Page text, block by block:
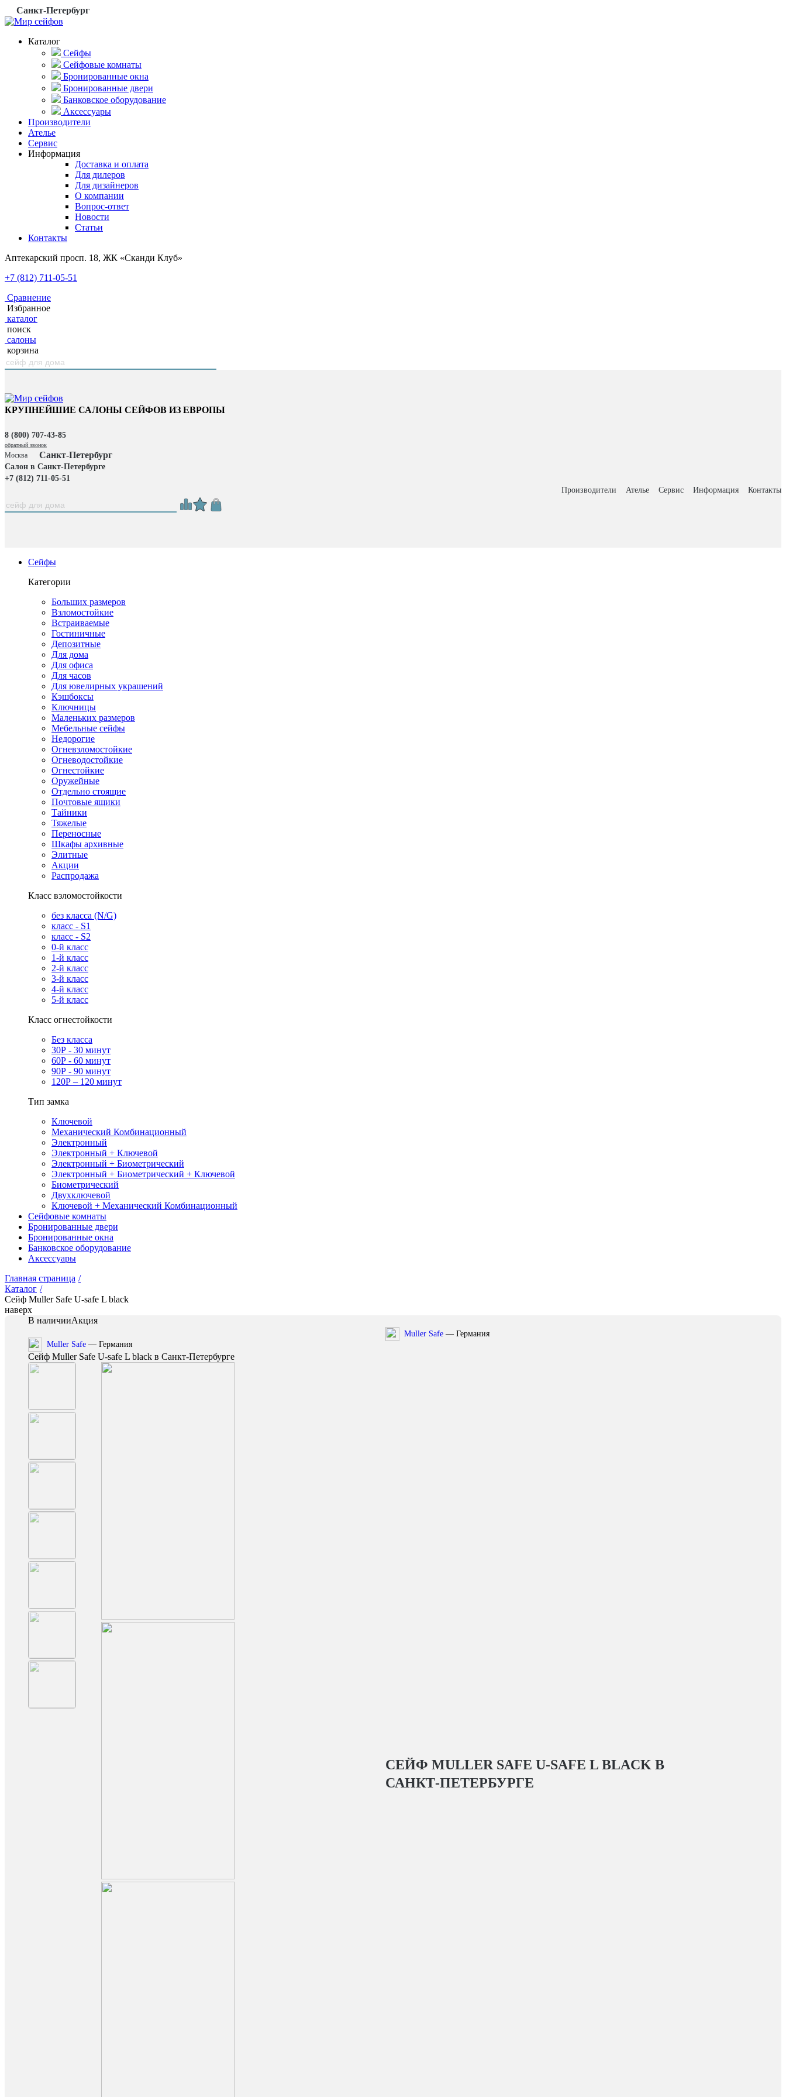
Санкт-Петербург
Каталог
Сейфы
Сейфовые комнаты
Бронированные окна
Бронированные двери
Банковское оборудование
Аксессуары
Производители
Ателье
Сервис
Информация
Доставка и оплата
Для дилеров
Для дизайнеров
О компании
Вопрос-ответ
Новости
Статьи
Контакты
Аптекарский просп. 18, ЖК «Сканди Клуб»
+7 (812) 711-05-51
Сравнение
Избранное
каталог
поиск
салоны
корзина
КРУПНЕЙШИЕ САЛОНЫ СЕЙФОВ ИЗ ЕВРОПЫ
8 (800) 707-43-85
обратный звонок
Москва Санкт-Петербург
Салон в Санкт-Петербурге
+7 (812) 711-05-51
Производители
Ателье Сервис Информация Контакты
Сейфы
Категории
Больших размеров
Взломостойкие
Встраиваемые
Гостиничные
Депозитные
Для дома
Для офиса
Для часов
Для ювелирных украшений
Кэшбоксы
Ключницы
Маленьких размеров
Мебельные сейфы
Недорогие
Огневзломостойкие
Огневодостойкие
Огнестойкие
Оружейные
Отдельно стоящие
Почтовые ящики
Тайники
Тяжелые
Переносные
Шкафы архивные
Элитные
Акции
Распродажа
Класс взломостойкости
без класса (N/G)
класс - S1
класс - S2
0-й класс
1-й класс
2-й класс
3-й класс
4-й класс
5-й класс
Класс огнестойкости
Без класса
30Р - 30 минут
60Р - 60 минут
90Р - 90 минут
120Р – 120 минут
Тип замка
Ключевой
Механический Комбинационный
Электронный
Электронный + Ключевой
Электронный + Биометрический
Электронный + Биометрический + Ключевой
Биометрический
Двухключевой
Ключевой + Механический Комбинационный
Сейфовые комнаты
Бронированные двери
Бронированные окна
Банковское оборудование
Аксессуары
Главная страница /
Каталог /
Сейф Muller Safe U-safe L black
наверх
В наличииАкция
Muller Safe — Германия
Сейф Muller Safe U-safe L black в Санкт-Петербурге
Muller Safe — Германия
СЕЙФ MULLER SAFE U-SAFE L BLACK В
САНКТ-ПЕТЕРБУРГЕ